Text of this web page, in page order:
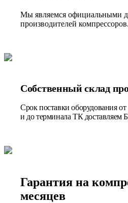
Мы являемся официальными
производителей компрессоров.
Собственный склад
Срок поставки оборудования
и до терминала ТК
Гарантия на
месяцев